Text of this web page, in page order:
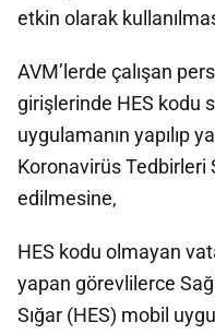
etkin olarak
AVM’lerde çalışan
girişlerinde HES kodu
uygulamanın yapılıp
Koronavirüs Tedbirleri
edilmesine,
HES kodu olmayan
yapan görevlilerce
Sığar (HES) mobil